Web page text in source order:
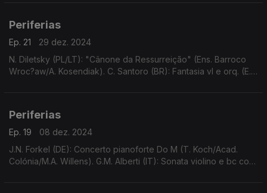
Periferias
Ep. 21
29 dez. 2024
N. Diletsky (PL/LT): "Cânone da Ressurreição" (Ens. Barroco
Wroc?aw/A. Kosendiak). C. Santoro (BR): Fantasia vl e orq. (E.
Periferias
Ep. 19
08 dez. 2024
J.N. Forkel (DE): Concerto pianoforte Do M (T. Koch/Acad.
Colónia/M.A. Willens). G.M. Alberti (IT): Sonata violino e bc cont.